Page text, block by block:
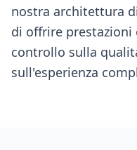
nostra architettura
di offrire prestazioni
controllo sulla
sull'esperienza